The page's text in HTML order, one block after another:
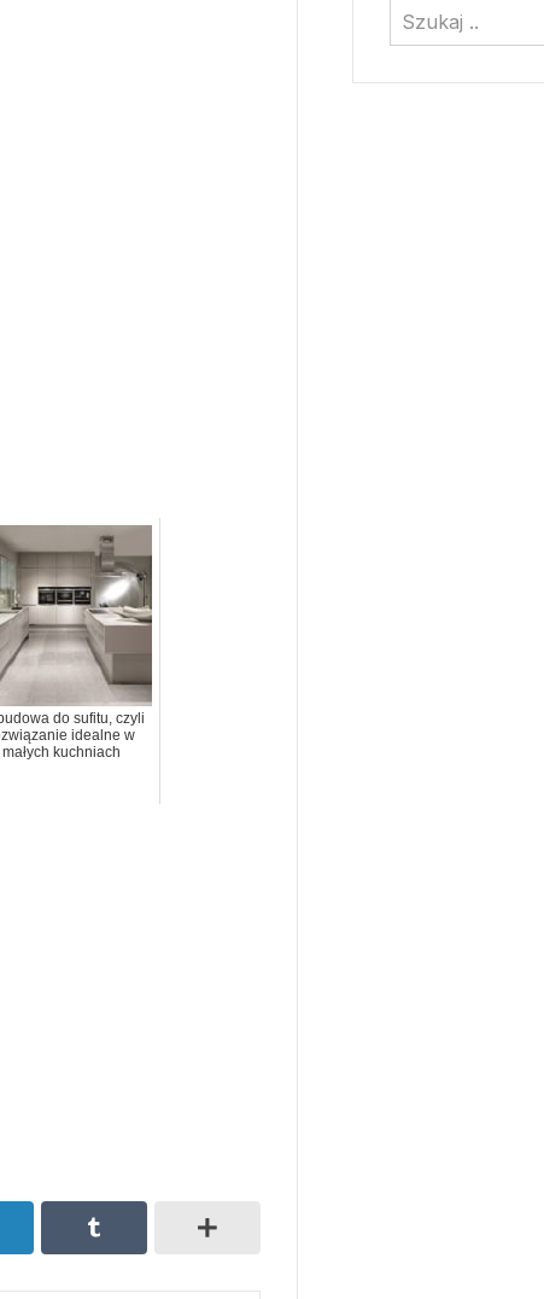
do sufitu, czyli
idealne w
małych kuchniach